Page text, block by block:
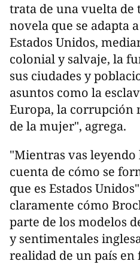
trata de una vuelta de
novela que se adapta
Estados Unidos,
colonial y salvaje, la
sus ciudades y
asuntos como la
Europa, la corrupción
de la mujer", agrega.
"Mientras vas leyendo
cuenta de cómo se
que es Estados
claramente cómo
parte de los modelos
y sentimentales
realidad de un país en